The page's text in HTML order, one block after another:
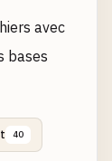
avec
bases
40